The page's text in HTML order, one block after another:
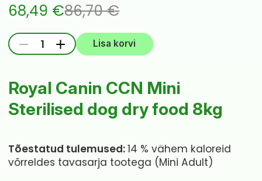
86,70€
Algne
hind
86,70 €.
68,49 €
Current
price
68,49 €.
-
Royal
Canin
koeratoit
väikest
kasvu
koertele
8kg
+ Lisa korvi
Royal Canin CCN Mini
Sterilised dog dry food 8kg
Tõestatud tulemused:14 % vähem kaloreid
võrreldes tavasarja tootega (Mini Adult)